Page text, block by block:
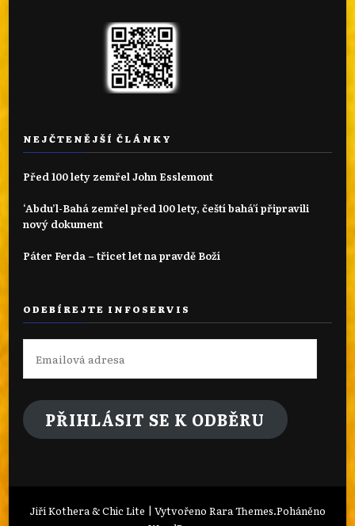
NEJČTENĚJŠÍ ČLÁNKY
Před 100 lety zemřel John Esslemont
‘Abdu’l-Bahá zemřel před 100 lety, čeští bahá'í připravili
nový dokument
Páter Ferda – třicet let na pravdě Boží
ODEBÍREJTE INFOSERVIS
adresa
PŘIHLÁSIT SE K ODBĚRU
Jiří Kothera & Chic Lite | Vytvořeno Rara Themes.Poháněno